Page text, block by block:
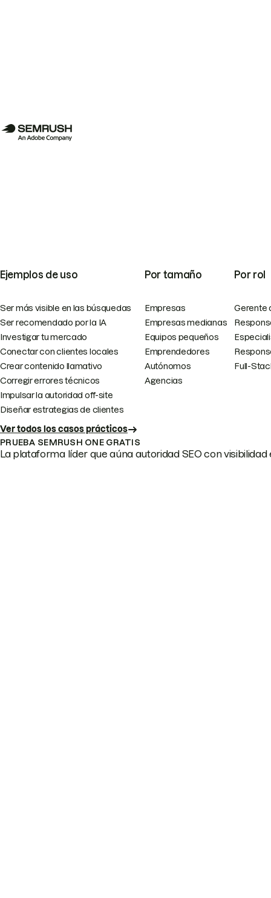
Ejemplos de uso
Ser más visible en las búsquedas
Ser recomendado por la IA
Investigar tu mercado
Conectar con clientes locales
Crear contenido llamativo
Corregir errores técnicos
Impulsar la autoridad off-site
Diseñar estrategias de clientes
Ver todos los casos prácticos
Por tamaño
Empresas
Empresas medianas
Equipos pequeños
Emprendedores
Autónomos
Agencias
Por rol
Gerente
Full-
PRUEBA SEMRUSH ONE GRATIS
La plataforma líder que aúna autoridad SEO con visibilidad